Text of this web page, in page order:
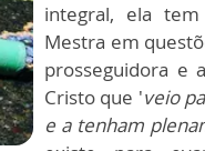
integral, ela
Mestra em
prosseguidora
Cristo que 'veio
e a tenham